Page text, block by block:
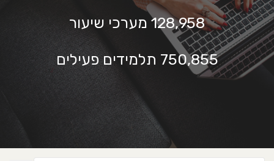
128,958 מערכי שיעור
750,855 תלמידים פעילים